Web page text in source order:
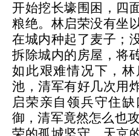
开始挖长壕围困，四
粮绝。林启荣没有坐
在城内种起了麦子；
拆除城内的房屋，将
如此艰难情况下，
池，清军有好几次用
启荣亲自领兵守住
御，清军竟然怎么也攻